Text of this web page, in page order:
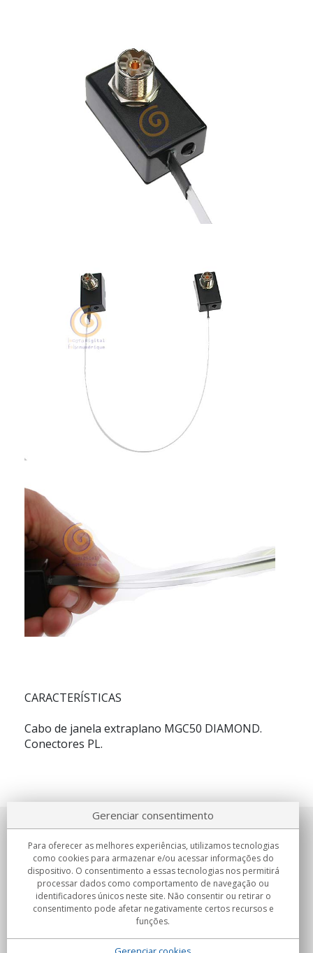
CARACTERÍSTICAS
Cabo de janela extraplano MGC50 DIAMOND.
Conectores PL.
Sobre nosotros
Compromissos
Compras
Gerenciar consentimento
Para oferecer as melhores experiências, utilizamos tecnologias
como cookies para armazenar e/ou acessar informações do
dispositivo. O consentimento a essas tecnologias nos permitirá
processar dados como comportamento de navegação ou
identificadores únicos neste site. Não consentir ou retirar o
consentimento pode afetar negativamente certos recursos e
funções.